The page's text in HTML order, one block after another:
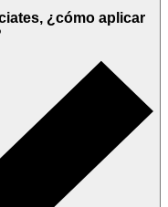
¿cómo aplicar